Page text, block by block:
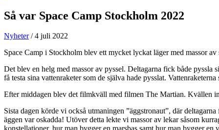
Så var Space Camp Stockholm 2022
Nyheter/4 juli 2022
Space Camp i Stockholm blev ett mycket lyckat läger med massor
Det blev en helg med massor av pyssel. Deltagarna fick både pyssla
få testa sina vattenraketer som de själva hade pysslat.
Efter middagen blev det filmkväll med filmen The Martian. Kvällen
Sista dagen körde vi också utmaningen ”äggstronaut”, där
äggen var oskadda! Utöver detta lekte vi massor av lekar såsom